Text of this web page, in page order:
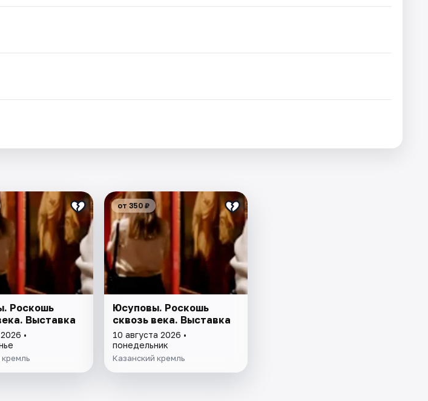
Роскошь
Выставка
•
от 350 ₽
Юсуповы. Роскошь
сквозь века. Выставка
10 августа 2026 •
понедельник
Казанский кремль